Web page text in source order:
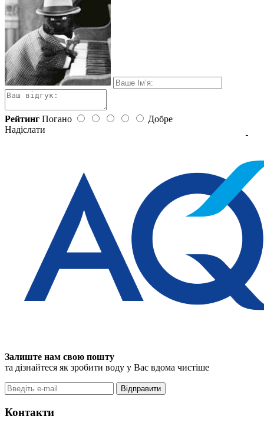
Рейтинг Погано
Добре
Надіслати
Залиште нам свою пошту
та дізнайтеся як зробити воду у Вас вдома чистіше
Відправити
Контакти